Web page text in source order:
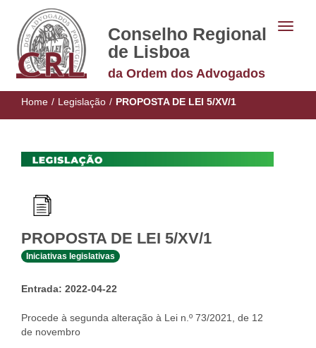
Conselho Regional
de Lisboa
da Ordem dos Advogados
Home / Legislação / PROPOSTA DE LEI 5/XV/1
PROPOSTA DE LEI 5/XV/1
Iniciativas legislativas
Entrada: 2022-04-22
Procede à segunda alteração à Lei n.º 73/2021, de 12
de novembro